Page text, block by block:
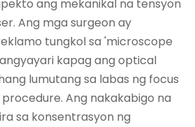
ang mekanikal na tensyon
Ang mga surgeon ay
tungkol sa 'microscope
kapag ang optical
lumutang sa labas ng focus
Ang nakakabigo na
sa konsentrasyon ng